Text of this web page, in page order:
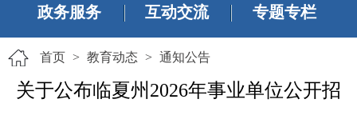
政务服务 互动交流 专题专栏
首页 > 教育动态 > 通知公告
关于公布临夏州2026年事业单位公开招